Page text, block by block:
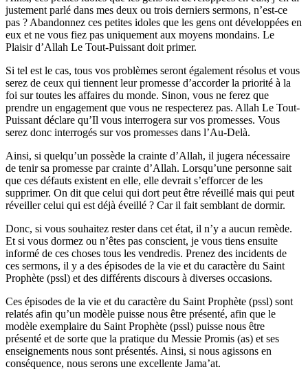
justement parlé dans mes deux ou trois derniers sermons, n’est-ce
pas ? Abandonnez ces petites idoles que les gens ont développées en
eux et ne vous fiez pas uniquement aux moyens mondains. Le
Plaisir d’Allah Le Tout-Puissant doit primer.
Si tel est le cas, tous vos problèmes seront également résolus et vous
serez de ceux qui tiennent leur promesse d’accorder la priorité à la
foi sur toutes les affaires du monde. Sinon, vous ne ferez que
prendre un engagement que vous ne respecterez pas. Allah Le Tout-
Puissant déclare qu’Il vous interrogera sur vos promesses. Vous
serez donc interrogés sur vos promesses dans l’Au-Delà.
Ainsi, si quelqu’un possède la crainte d’Allah, il jugera nécessaire
de tenir sa promesse par crainte d’Allah. Lorsqu’une personne sait
que ces défauts existent en elle, elle devrait s’efforcer de les
supprimer. On dit que celui qui dort peut être réveillé mais qui peut
réveiller celui qui est déjà éveillé ? Car il fait semblant de dormir.
Donc, si vous souhaitez rester dans cet état, il n’y a aucun remède.
Et si vous dormez ou n’êtes pas conscient, je vous tiens ensuite
informé de ces choses tous les vendredis. Prenez des incidents de
ces sermons, il y a des épisodes de la vie et du caractère du Saint
Prophète (pssl) et des différents discours à diverses occasions.
Ces épisodes de la vie et du caractère du Saint Prophète (pssl) sont
relatés afin qu’un modèle puisse nous être présenté, afin que le
modèle exemplaire du Saint Prophète (pssl) puisse nous être
présenté et de sorte que la pratique du Messie Promis (as) et ses
enseignements nous sont présentés. Ainsi, si nous agissons en
conséquence, nous serons une excellente Jama’at.